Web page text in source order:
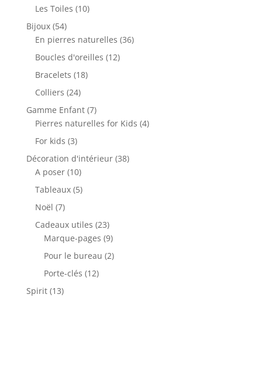
Les Toiles 1010
Bijoux 5454
produits
En pierres naturelles 3636
Boucles d'oreilles 1212
Bracelets 1818
Colliers 2424
produits
Gamme Enfant 77
produits
Pierres naturelles for Kids 44
For kids 33
produits
Décoration d'intérieur 3838
A poser 1010
produits
Tableaux 55
Noël 77
produits
Cadeaux utiles 2323
produits
Marque-pages 99
produits
Pour le bureau 22
Porte-clés 1212
Spirit 1313